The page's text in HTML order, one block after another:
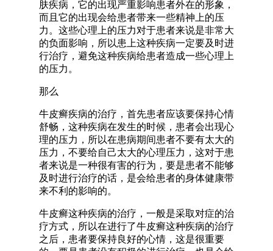
肤疾病，它的出现严重影响患者外在的形象，
而且它的出现会给患者带来一些精神上的压
力。这些心理上的压力对于患者来说是非常大
的负面影响，所以患上这种疾病一定要及时进
行治疗，避免这种疾病给患者造成一些心理上
的压力。
那么
牛皮癣疾病的治疗，首先患者应该要保持心情
舒畅，这种疾病在发生的时候，患者会出现心
理的压力，所以在患病期间患者不要有太大的
压力，不要给自己太大的心理压力，这对于患
者来说是一种很有害的行为，要是患者不能够
及时进行治疗的话，是会给患者的身体健康带
来不利的影响的。
牛皮癣这种疾病的治疗，一般是采取对症的治
疗方式，所以在进行了牛皮癣这种疾病的治疗
之后，患者要保持良好的心情，这是很重要